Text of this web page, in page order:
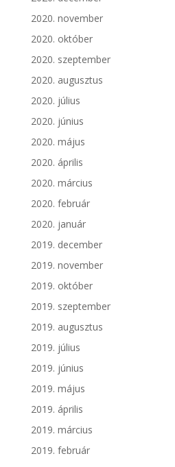
2020. november
2020. október
2020. szeptember
2020. augusztus
2020. július
2020. június
2020. május
2020. április
2020. március
2020. február
2020. január
2019. december
2019. november
2019. október
2019. szeptember
2019. augusztus
2019. július
2019. június
2019. május
2019. április
2019. március
2019. február